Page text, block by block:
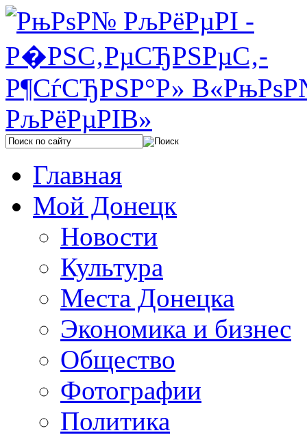
Главная
Мой Донецк
Новости
Культура
Места Донецка
Экономика и бизнес
Общество
Фотографии
Политика